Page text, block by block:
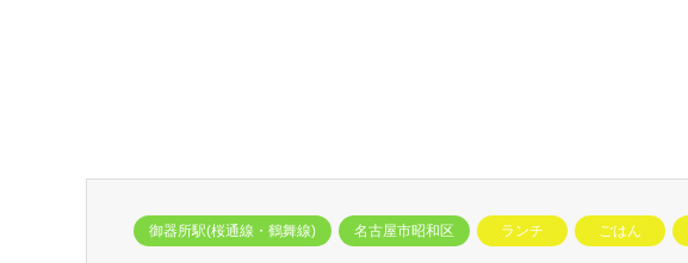
御器所駅(桜通線・鶴舞線) 名古屋市昭和区 ランチ ごはん